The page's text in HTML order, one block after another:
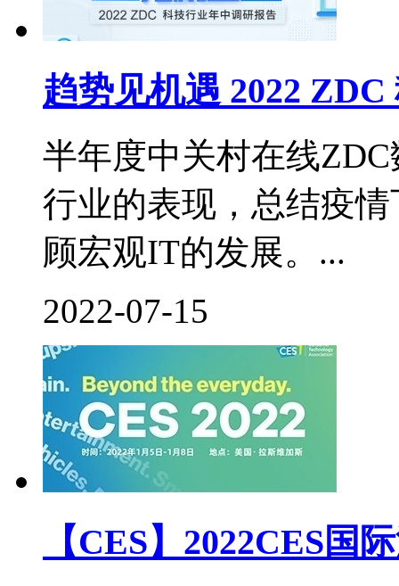
趋势见机遇 2022
半年度中关村在线
行业的表现，总结疫
顾宏观IT的发展。...
2022-07-15
【CES】2022CES国